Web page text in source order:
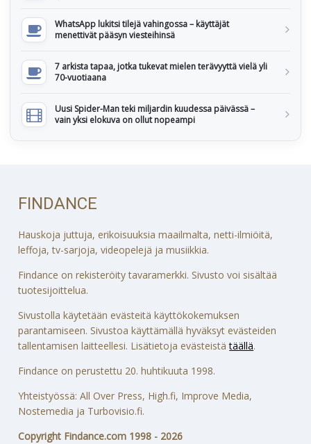
WhatsApp lukitsi tilejä vahingossa – käyttäjät
menettivät pääsyn viesteihinsä
7 arkista tapaa, jotka tukevat mielen terävyyttä vielä yli
70-vuotiaana
Uusi Spider-Man teki miljardin kuudessa päivässä –
vain yksi elokuva on ollut nopeampi
FINDANCE
Hauskoja juttuja, erikoisuuksia maailmalta, netti-ilmiöitä,
leffoja, tv-sarjoja, videopelejä ja musiikkia.
Findance on rekisteröity tavaramerkki. Sivusto voi sisältää
tuotesijoittelua.
Sivustolla käytetään evästeitä käyttökokemuksen
parantamiseen. Sivustoa käyttämällä hyväksyt evästeiden
tallentamisen laitteellesi. Lisätietoja evästeistätäällä.
Findance on perustettu 20. huhtikuuta 1998.
Yhteistyössä: All Over Press, High.fi, Improve Media,
Nostemedia ja Turbovisio.fi.
Copyright Findance.com 1998 - 2026